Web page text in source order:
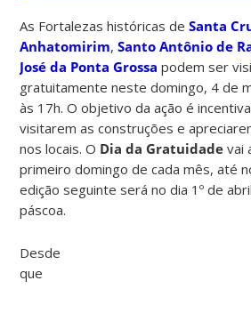
As Fortalezas históricas deSanta
Anhatomirim,Santo Antônio de
José da Ponta Grossa podem ser
gratuitamente neste domingo, 4 de
às 17h. O objetivo da ação é
visitarem as construções e
nos locais. O Dia da Gratuidade vai
primeiro domingo de cada mês, até
edição seguinte será no dia 1º de
páscoa.
Desde
que